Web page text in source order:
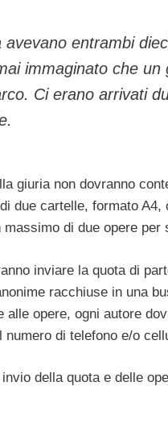
entrambi
immaginato che
Ci erano arrivati
giuria non dovranno
due cartelle, formato
di due opere
inviare la quota di
racchiuse in una
alle opere, ogni autore
numero di telefono e/o
della quota e delle